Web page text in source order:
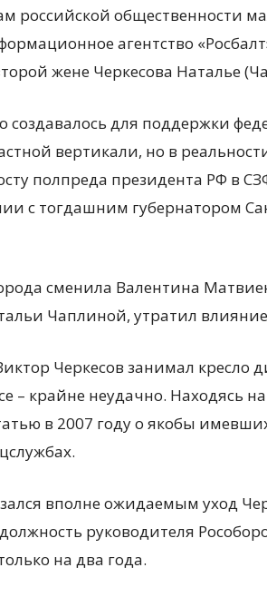
российской общественности
агентство
жене Черкесова Наталье
создавалось для поддержки
вертикали, но в
полпреда президента РФ в
с тогдашним губернатором
сменила Валентина
Чаплиной, утратил
Черкесов занимал кресло
– крайне неудачно. Находясь
в 2007 году о якобы
вполне ожидаемым уход
руководителя
на два года.